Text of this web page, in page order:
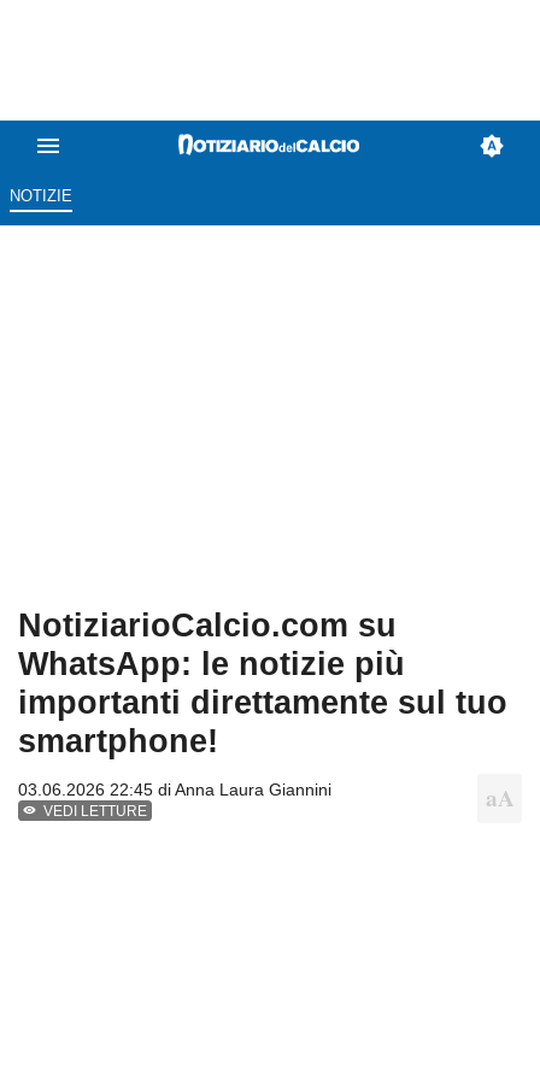
NOTIZIE
NotiziarioCalcio.com su
WhatsApp: le notizie più
importanti direttamente sul tuo
smartphone!
03.06.2026 22:45 diAnna Laura Giannini
VEDI LETTURE